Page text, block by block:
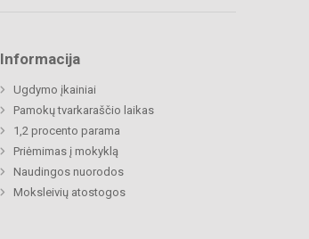
Informacija
Ugdymo įkainiai
Pamokų tvarkaraščio laikas
1,2 procento parama
Priėmimas į mokyklą
Naudingos nuorodos
Moksleivių atostogos